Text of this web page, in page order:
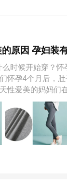
原因 孕妇装
么时候开始穿？怀
怀孕4个月后，
性爱美的妈妈们
。...